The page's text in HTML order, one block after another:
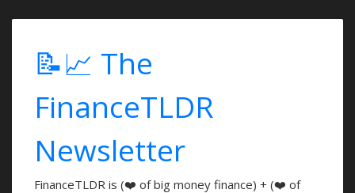
📝📈 The
FinanceTLDR
Newsletter
FinanceTLDR is (❤️ of big money finance) + (❤️ of